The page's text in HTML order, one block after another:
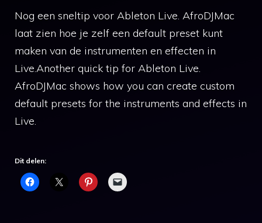
Nog een sneltip voor Ableton Live. AfroDJMac
laat zien hoe je zelf een default preset kunt
maken van de instrumenten en effecten in
Live.Another quick tip for Ableton Live.
AfroDJMac shows how you can create custom
default presets for the instruments and effects in
Live.
Dit delen: